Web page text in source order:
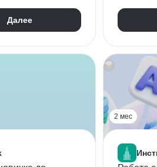
ПО
Power Query
Далее
2 мес